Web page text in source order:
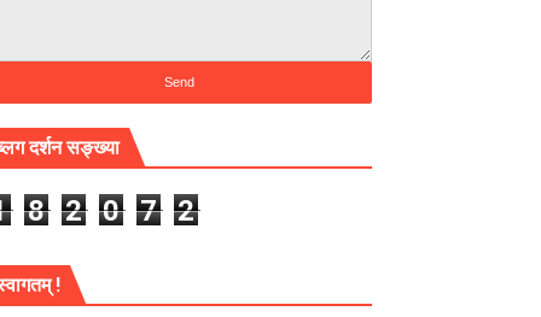
दर्शन सङ्ख्या
8 2 0 7 2
!